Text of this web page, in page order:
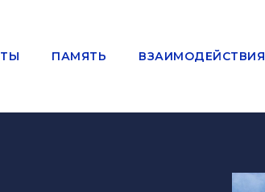
ПАМЯТЬ ВЗАИМОДЕЙСТВИЯ